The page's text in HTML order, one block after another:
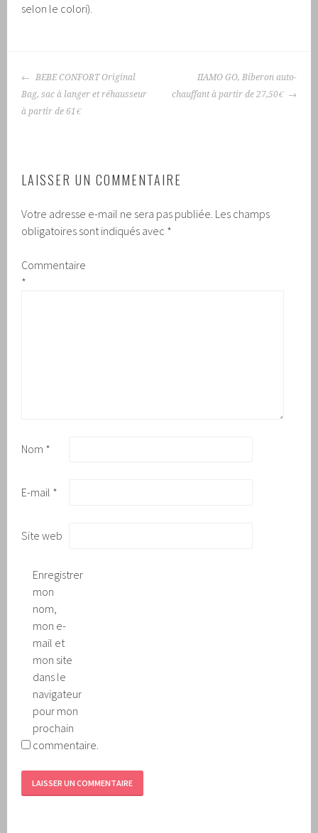
selon le colori).
NAVIGATION
DES
ARTICLES
BEBE CONFORT Original
Bag, sac à langer et réhausseur
à partir de 61€
IIAMO GO, Biberon auto-
chauffant à partir de 27,50€
LAISSER UN COMMENTAIRE
Votre adresse e-mail ne sera pas publiée. Les champs
obligatoires sont indiqués avec *
Commentaire
*
Nom *
E-mail *
Site web
Enregistrer
mon
nom,
mon e-
mail et
mon site
dans le
navigateur
pour mon
prochain
commentaire.